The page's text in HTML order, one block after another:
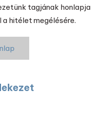
tagjának honlapja
hitélet megélésére.